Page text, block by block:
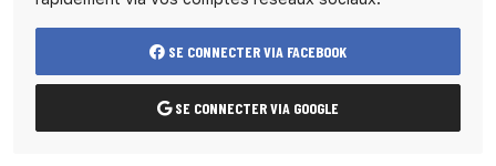
SE CONNECTER VIA FACEBOOK
SE CONNECTER VIA GOOGLE